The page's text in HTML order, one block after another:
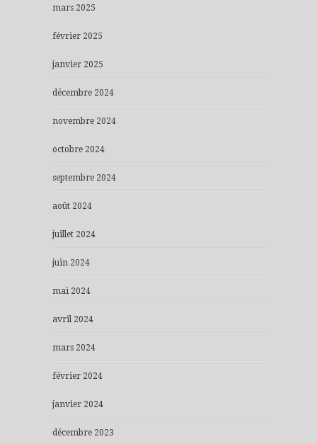
mars 2025
février 2025
janvier 2025
décembre 2024
novembre 2024
octobre 2024
septembre 2024
août 2024
juillet 2024
juin 2024
mai 2024
avril 2024
mars 2024
février 2024
janvier 2024
décembre 2023